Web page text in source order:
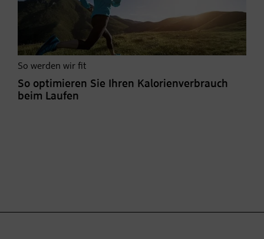
So werden wir fit
So optimieren Sie Ihren Kalorienverbrauch
beim Laufen